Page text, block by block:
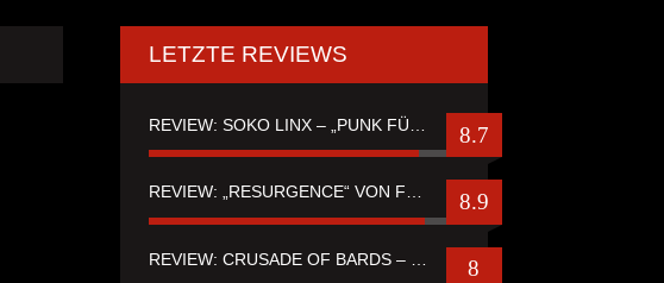
LETZTE REVIEWS
8.7
REVIEW: „RESURGENCE“ VON FUTURE PALACE 8.9
8